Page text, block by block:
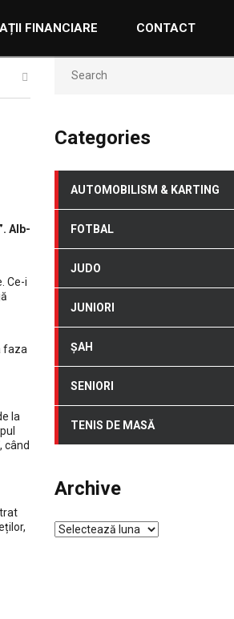
FINANCIARE CONTACT
Alb-
Ce-i
faza
la
când
Categories
AUTOMOBILISM & KARTING
FOTBAL
JUDO
JUNIORI
ȘAH
SENIORI
TENIS DE MASĂ
Archive
Archive